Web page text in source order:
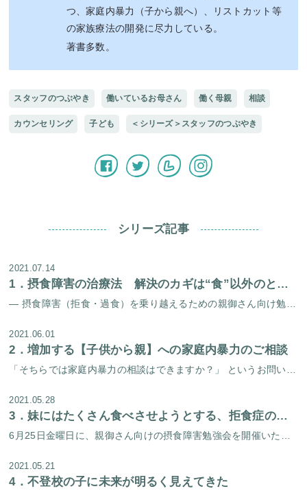
つ、家庭内暴力（子から親へ）、リストカット等
の家族療法の開発に尽力している。
著書多数。
スタッフのつぶやき 働いているお母さん 働く母親 相談
カウンセリング 子ども ＜シリーズ＞スタッフのつぶやき
シリーズ記事
2021.07.14
1． 摂食障害の治療法 解決のカギは“食”以外のところに目を向けること
2021.06.01
2． 増加する【子供から親】への家庭内暴力のご相談
2021.05.28
3． 妹にはたくさん食べさせようとする、拒食症の大学生
2021.05.21
4． 不登校の子に未来が明るく見えてきた